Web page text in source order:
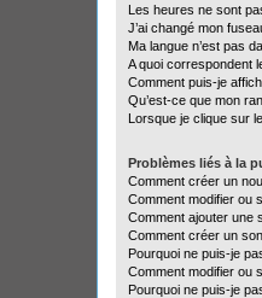
Les heures ne sont
J’ai changé mon
Ma langue n’est pas
A quoi correspondent
Comment puis-je
Qu’est-ce que mon
Lorsque je clique sur
Problèmes liés à la
Comment créer un
Comment modifier ou
Comment ajouter une
Comment créer un
Pourquoi ne puis-je
Comment modifier ou
Pourquoi ne puis-je